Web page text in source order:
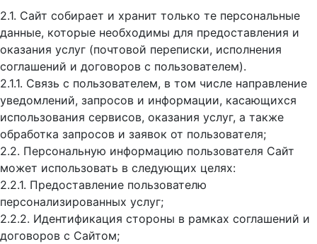
2.1. Сайт собирает и хранит только те персональные
данные, которые необходимы для предоставления и
оказания услуг (почтовой переписки, исполнения
соглашений и договоров с пользователем).
2.1.1. Связь с пользователем, в том числе направление
уведомлений, запросов и информации, касающихся
использования сервисов, оказания услуг, а также
обработка запросов и заявок от пользователя;
2.2. Персональную информацию пользователя Сайт
может использовать в следующих целях:
2.2.1. Предоставление пользователю
персонализированных услуг;
2.2.2. Идентификация стороны в рамках соглашений и
договоров с Сайтом;